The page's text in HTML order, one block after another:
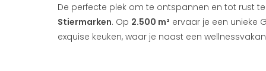
De perfecte plek om te ontspannen en tot rust
Stiermarken. Op 2.500 m² ervaar je een unieke
exquise keuken, waar je naast een